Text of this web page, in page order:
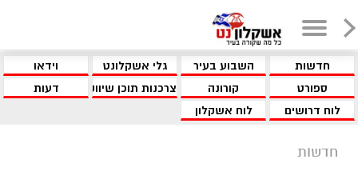
חדשות השבוע בעיר גלי אשקלונט
וידאו
ספורט
קורונה צרכנות תוכן שיווקי
דעות
לוח דרושים
לוח אשקלון
חדשות